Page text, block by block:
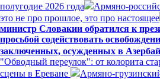
полугодие 2026 года
Армяно-
это не про прошлое, это про настоящее
министр Словакии обратился к
просьбой содействовать
заключенных, осужденных в
"Обводный переулок": от колорита
сцены в Ереване
Армяно-